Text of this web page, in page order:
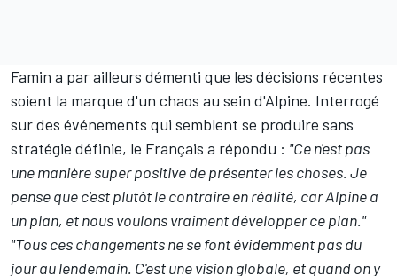
Famin a par ailleurs démenti que les décisions récentes
soient la marque d'un chaos au sein d'Alpine. Interrogé
sur des événements qui semblent se produire sans
stratégie définie, le Français a répondu : "Ce n'est pas
une manière super positive de présenter les choses. Je
pense que c'est plutôt le contraire en réalité, car Alpine a
un plan, et nous voulons vraiment développer ce plan."
"Tous ces changements ne se font évidemment pas du
jour au lendemain. C'est une vision globale, et quand on y